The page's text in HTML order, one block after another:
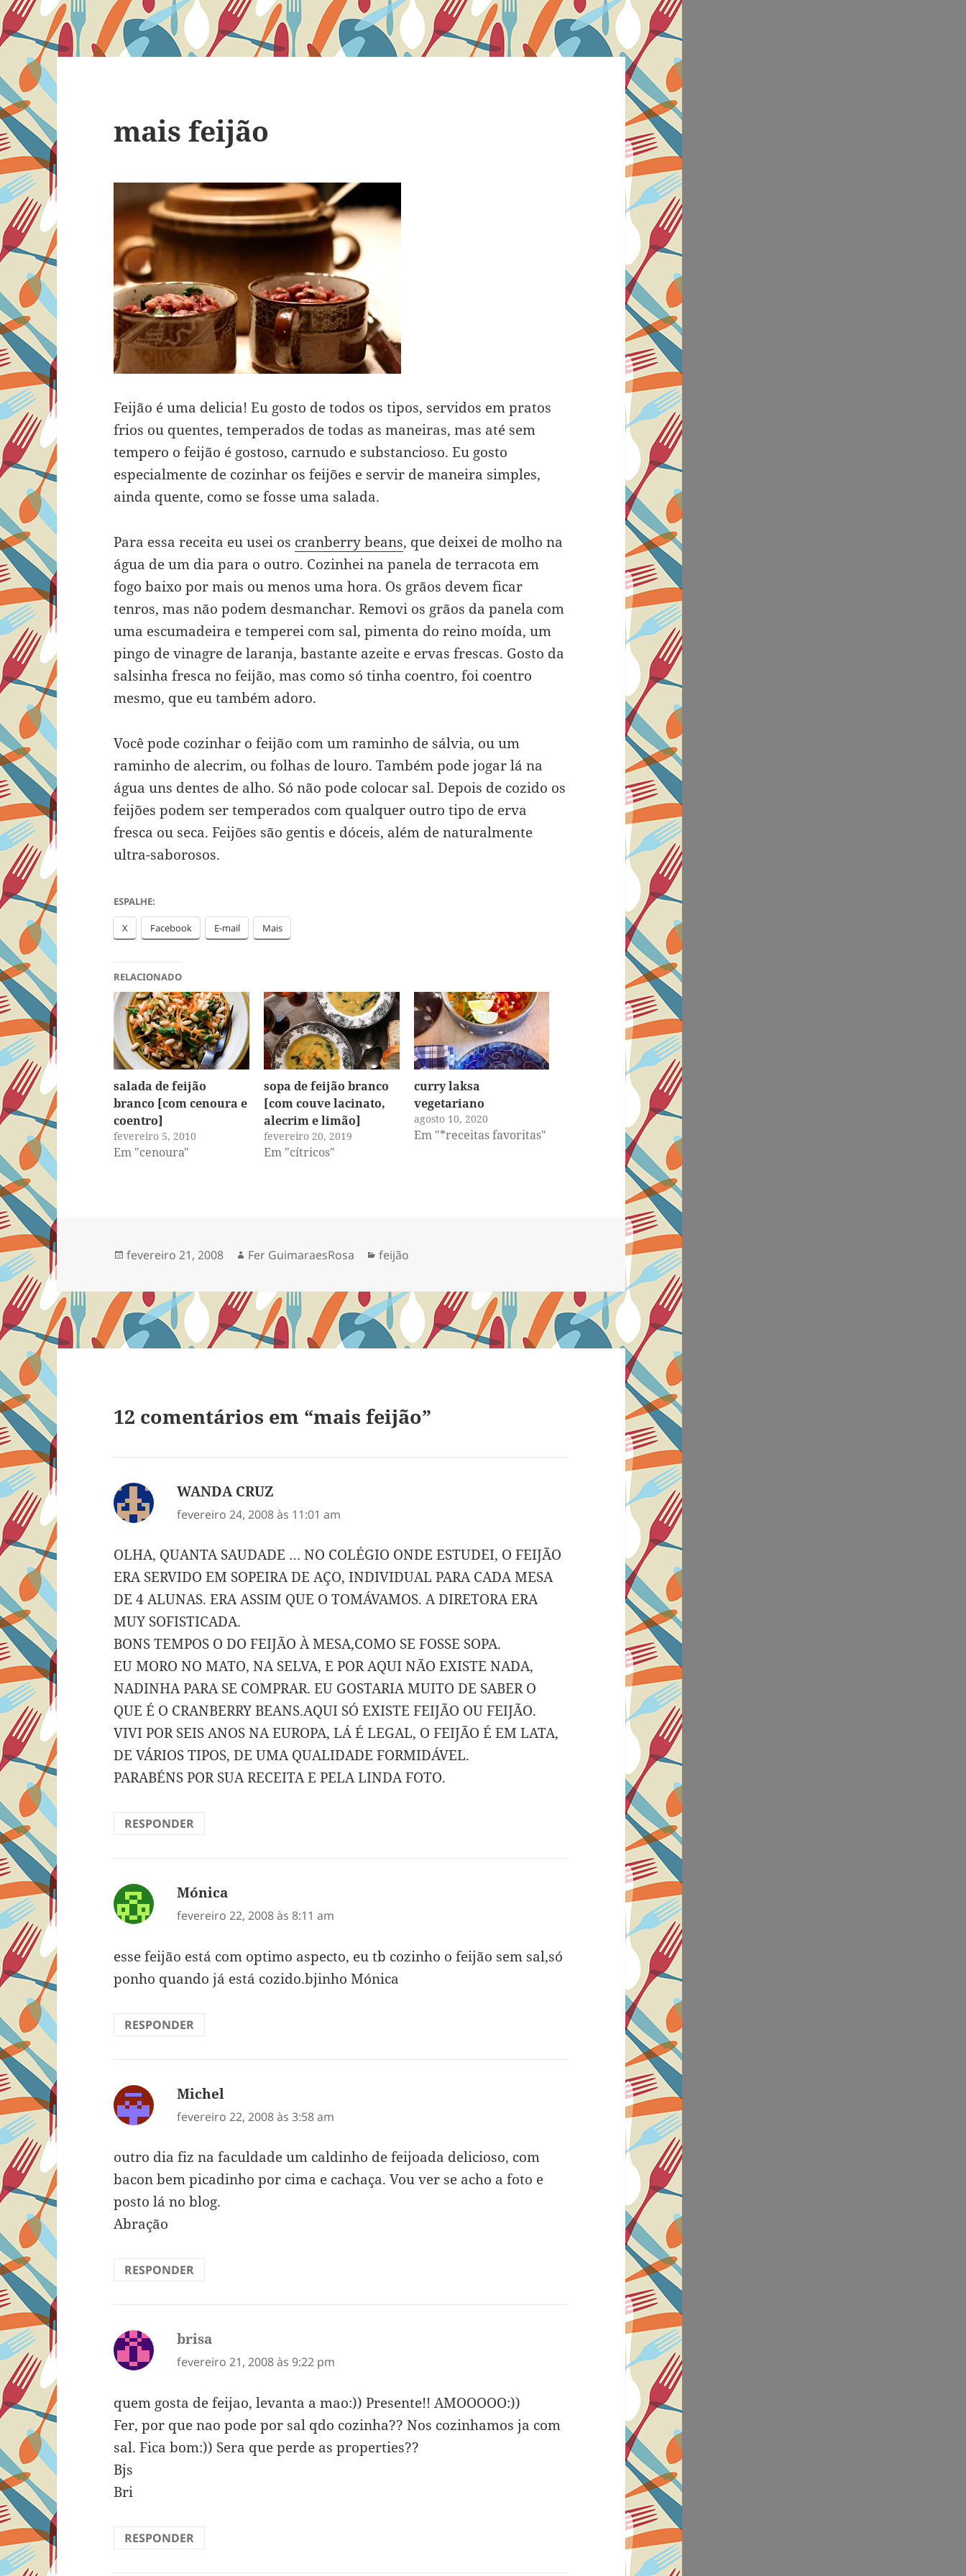
mais feijão
Feijão é uma delicia! Eu gosto de todos os tipos, servidos em pratos
frios ou quentes, temperados de todas as maneiras, mas até sem
tempero o feijão é gostoso, carnudo e substancioso. Eu gosto
especialmente de cozinhar os feijões e servir de maneira simples,
ainda quente, como se fosse uma salada.
Para essa receita eu usei os cranberry beans, que deixei de molho na
água de um dia para o outro. Cozinhei na panela de terracota em
fogo baixo por mais ou menos uma hora. Os grãos devem ficar
tenros, mas não podem desmanchar. Removi os grãos da panela com
uma escumadeira e temperei com sal, pimenta do reino moída, um
pingo de vinagre de laranja, bastante azeite e ervas frescas. Gosto da
salsinha fresca no feijão, mas como só tinha coentro, foi coentro
mesmo, que eu também adoro.
Você pode cozinhar o feijão com um raminho de sálvia, ou um
raminho de alecrim, ou folhas de louro. Também pode jogar lá na
água uns dentes de alho. Só não pode colocar sal. Depois de cozido os
feijões podem ser temperados com qualquer outro tipo de erva
fresca ou seca. Feijões são gentis e dóceis, além de naturalmente
ultra-saborosos.
ESPALHE:
X Facebook E-mail Mais
RELACIONADO
salada de feijão
branco [com cenoura e
coentro]
fevereiro 5, 2010
Em "cenoura"
sopa de feijão branco
[com couve lacinato,
alecrim e limão]
fevereiro 20, 2019
Em "cítricos"
curry laksa
vegetariano
agosto 10, 2020
Em "*receitas favoritas"
Publicado
fevereiro 21, 2008 Autor
Fer GuimaraesRosa Categorias
feijão
12 comentários em “mais feijão”
WANDA CRUZ
fevereiro 24, 2008 às 11:01 am
OLHA, QUANTA SAUDADE … NO COLÉGIO ONDE ESTUDEI, O FEIJÃO
ERA SERVIDO EM SOPEIRA DE AÇO, INDIVIDUAL PARA CADA MESA
DE 4 ALUNAS. ERA ASSIM QUE O TOMÁVAMOS. A DIRETORA ERA
MUY SOFISTICADA.
BONS TEMPOS O DO FEIJÃO À MESA,COMO SE FOSSE SOPA.
EU MORO NO MATO, NA SELVA, E POR AQUI NÃO EXISTE NADA,
NADINHA PARA SE COMPRAR. EU GOSTARIA MUITO DE SABER O
QUE É O CRANBERRY BEANS.AQUI SÓ EXISTE FEIJÃO OU FEIJÃO.
VIVI POR SEIS ANOS NA EUROPA, LÁ É LEGAL, O FEIJÃO É EM LATA,
DE VÁRIOS TIPOS, DE UMA QUALIDADE FORMIDÁVEL.
PARABÉNS POR SUA RECEITA E PELA LINDA FOTO.
RESPONDER
Mónica
fevereiro 22, 2008 às 8:11 am
esse feijão está com optimo aspecto, eu tb cozinho o feijão sem sal,só
ponho quando já está cozido.bjinho Mónica
RESPONDER
Michel
fevereiro 22, 2008 às 3:58 am
outro dia fiz na faculdade um caldinho de feijoada delicioso, com
bacon bem picadinho por cima e cachaça. Vou ver se acho a foto e
posto lá no blog.
Abração
RESPONDER
brisa
fevereiro 21, 2008 às 9:22 pm
quem gosta de feijao, levanta a mao:)) Presente!! AMOOOOO:))
Fer, por que nao pode por sal qdo cozinha?? Nos cozinhamos ja com
sal. Fica bom:)) Sera que perde as properties??
Bjs
Bri
RESPONDER